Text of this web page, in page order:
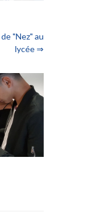
"Nez" au
lycée ⇒